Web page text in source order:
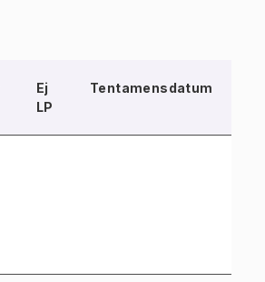
Ej
LP
Tentamensdatum